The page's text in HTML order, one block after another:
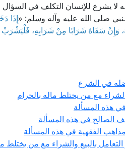
لا يشرع للإنسان التكلف في
صلى الله عليه وآله وسلم: «إِذَا
وَإِنْ سَقَاهُ شَرَابًا مِنْ شَرَابِهِ،
في الشرع
مع من يختلط ماله بالحرام
هذه المسألة
الصالح في هذه المسألة
الفقهية في هذه المسألة
التعامل بالبيع والشراء مع من